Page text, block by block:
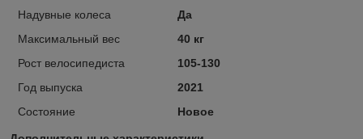
Надувные колеса
Да
Максимальный вес
40 кг
Рост велосипедиста
105-130
Год выпуска
2021
Состояние
Новое